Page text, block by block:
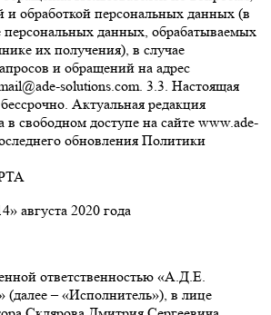
и обработкой персональных данных (в
персональных данных, обрабатываемых
их получения), в случае
и обращений на адрес
solutions.com. 3.3. Настоящая
Актуальная редакция
свободном доступе на сайте www.ade-
обновления Политики
августа 2020 года
ответственностью «А.Д.Е.
– «Исполнитель»), в лице